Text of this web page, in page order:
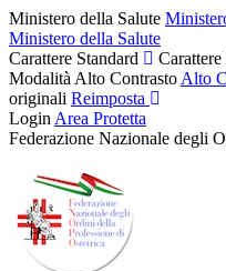
Ministero della Salute
Ministero della Salute
Carattere Standard
Modalità Alto Contrasto Alto
originali Reimposta
Login Area Protetta
Federazione Nazionale degli